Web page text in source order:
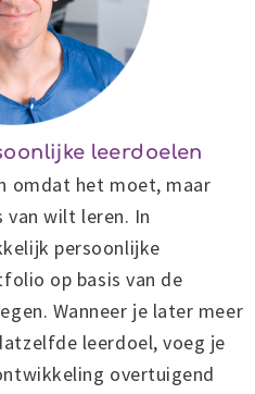
leerdoelen
omdat het moet, maar
wilt leren. In
persoonlijke
op basis van de
Wanneer je later meer
leerdoel, voeg je
overtuigend